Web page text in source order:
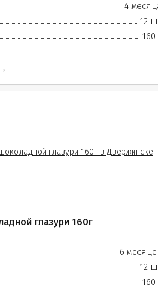
4
12
160
глазури 160г
6
12
160